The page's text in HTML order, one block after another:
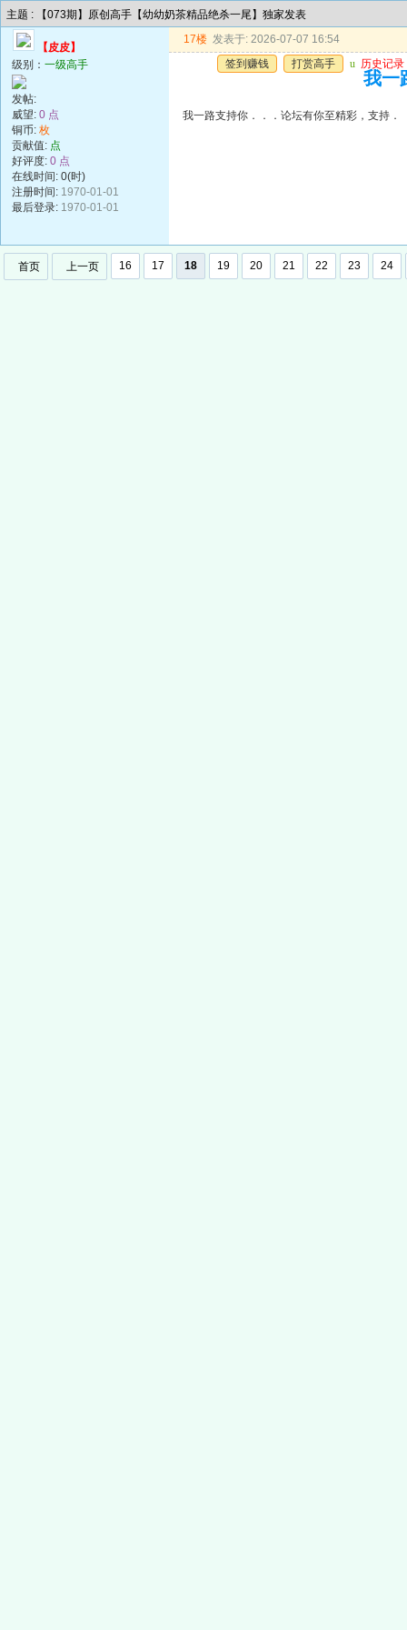
主题 : 【073期】原创高手【幼幼奶茶精品绝杀一尾】独家发表
【皮皮】
级别： 一级高手
发帖:
威望: 0 点
铜币: 枚
贡献值: 点
好评度: 0 点
在线时间: 0(时)
注册时间: 1970-01-01
最后登录: 1970-01-01
17楼 发表于: 2026-07-07 16:54
签到赚钱
打赏高手 u 历史记录
我一
我一路支持你．．．论坛有你至精彩，支持．
首页 上一页 16 17 18 19 20 21 22 23 24